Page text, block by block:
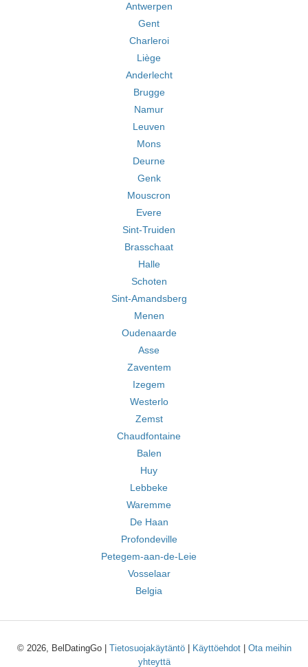
Antwerpen
Gent
Charleroi
Liège
Anderlecht
Brugge
Namur
Leuven
Mons
Deurne
Genk
Mouscron
Evere
Sint-Truiden
Brasschaat
Halle
Schoten
Sint-Amandsberg
Menen
Oudenaarde
Asse
Zaventem
Izegem
Westerlo
Zemst
Chaudfontaine
Balen
Huy
Lebbeke
Waremme
De Haan
Profondeville
Petegem-aan-de-Leie
Vosselaar
Belgia
© 2026, BelDatingGo | Tietosuojakäytäntö| Käyttöehdot| Ota meihin
yhteyttä